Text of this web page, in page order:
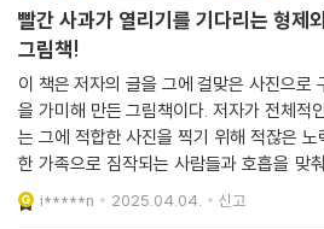
어른들은 어른들만의 시선으로 아이들의 다
만,
아이들 모두, 각자의 개성과 마음으로 자라
그림책 속에 담긴, 시골의 풍경, 집안의 오
오래되어 갈라진 담장 등의 모습들이,
각자의 방식으로 나아가는 두 아이를 따뜻
그렇게 독자의 시선을 만들어 냅니다.
빨간 사과가 열리기를 기다리는 형제
그림책!
이 책은 저자의 글을 그에 걸맞은 사진으로
을 가미해 만든 그림책이다. 저자가 전체적
는 그에 적합한 사진을 찍기 위해 적잖은 노
한 가족으로 짐작되는 사람들과 호흡을 맞
연출을 하는 수고도 아끼지 않았을 것이다.
로 나오기까지
i*****n 2025.04.04. 신고